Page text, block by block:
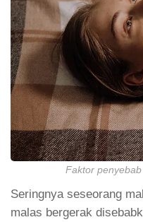
Faktor
Seringnya seseorang
malas bergerak